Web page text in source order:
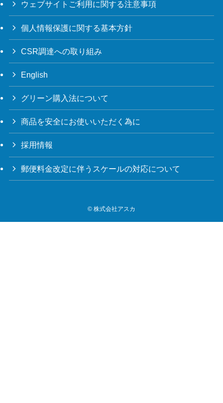
ウェブサイトご利用に関する注意事項
個人情報保護に関する基本方針
CSR調達への取り組み
English
グリーン購入法について
商品を安全にお使いいただく為に
採用情報
郵便料金改定に伴うスケールの対応について
© 株式会社アスカ